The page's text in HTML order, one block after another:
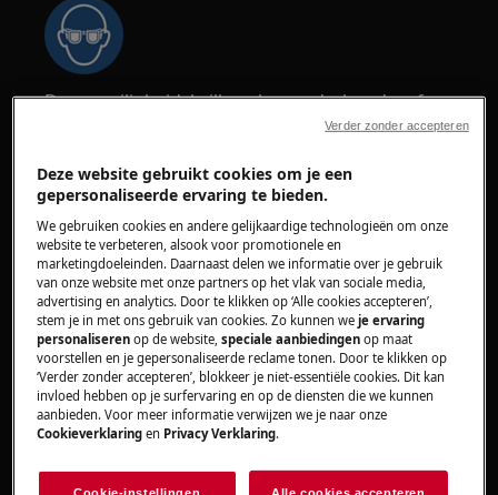
Draag veiligheidsbrillen als u onderhouds- of
herstelwerkzaamheden uitvoert waarbij veren
WAARSCHUWING!RISICO OP BRANDWONDEN
Zorg ervoor dat het apparaat niet heet is
voordat u enige reparatie of onderhoud
uitvoert.
Deze website gebruikt cookies om je een
gepersonaliseerde ervaring te bieden.
We gebruiken cookies en andere gelijkaardige technologieën om onze
website te verbeteren, alsook voor promotionele en
marketingdoeleinden. Daarnaast delen we informatie over je gebruik
van onze website met onze partners op het vlak van sociale media,
advertising en analytics. Door te klikken op ‘Alle cookies accepteren’,
stem je in met ons gebruik van cookies. Zo kunnen weje ervaring
personaliseren op de website,speciale aanbiedingen op maat
voorstellen en je gepersonaliseerde reclame tonen. Door te klikken op
‘Verder zonder accepteren’, blokkeer je niet-essentiële cookies. Dit kan
invloed hebben op je surfervaring en op de diensten die we kunnen
aanbieden. Voor meer informatie verwijzen we je naar onze
Cookieverklaring en Privacy Verklaring.
Cookie-instellingen Alle cookies accepteren
Verder zonder accepteren